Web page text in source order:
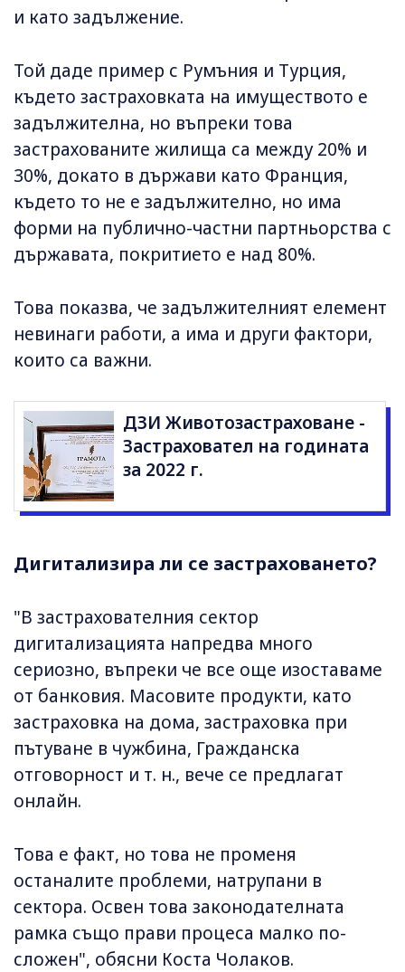
и като задължение.
Той даде пример с Румъния и Турция,
където застраховката на имуществото е
задължителна, но въпреки това
застрахованите жилища са между 20% и
30%, докато в държави като Франция,
където то не е задължително, но има
форми на публично-частни партньорства с
държавата, покритието е над 80%.
Това показва, че задължителният елемент
невинаги работи, а има и други фактори,
които са важни.
ДЗИ Животозастраховане -
Застраховател на годината
за 2022 г.
Дигитализира ли се застраховането?
"В застрахователния сектор
дигитализацията напредва много
сериозно, въпреки че все още изоставаме
от банковия. Масовите продукти, като
застраховка на дома, застраховка при
пътуване в чужбина, Гражданска
отговорност и т. н., вече се предлагат
онлайн.
Това е факт, но това не променя
останалите проблеми, натрупани в
сектора. Освен това законодателната
рамка също прави процеса малко по-
сложен", обясни Коста Чолаков.